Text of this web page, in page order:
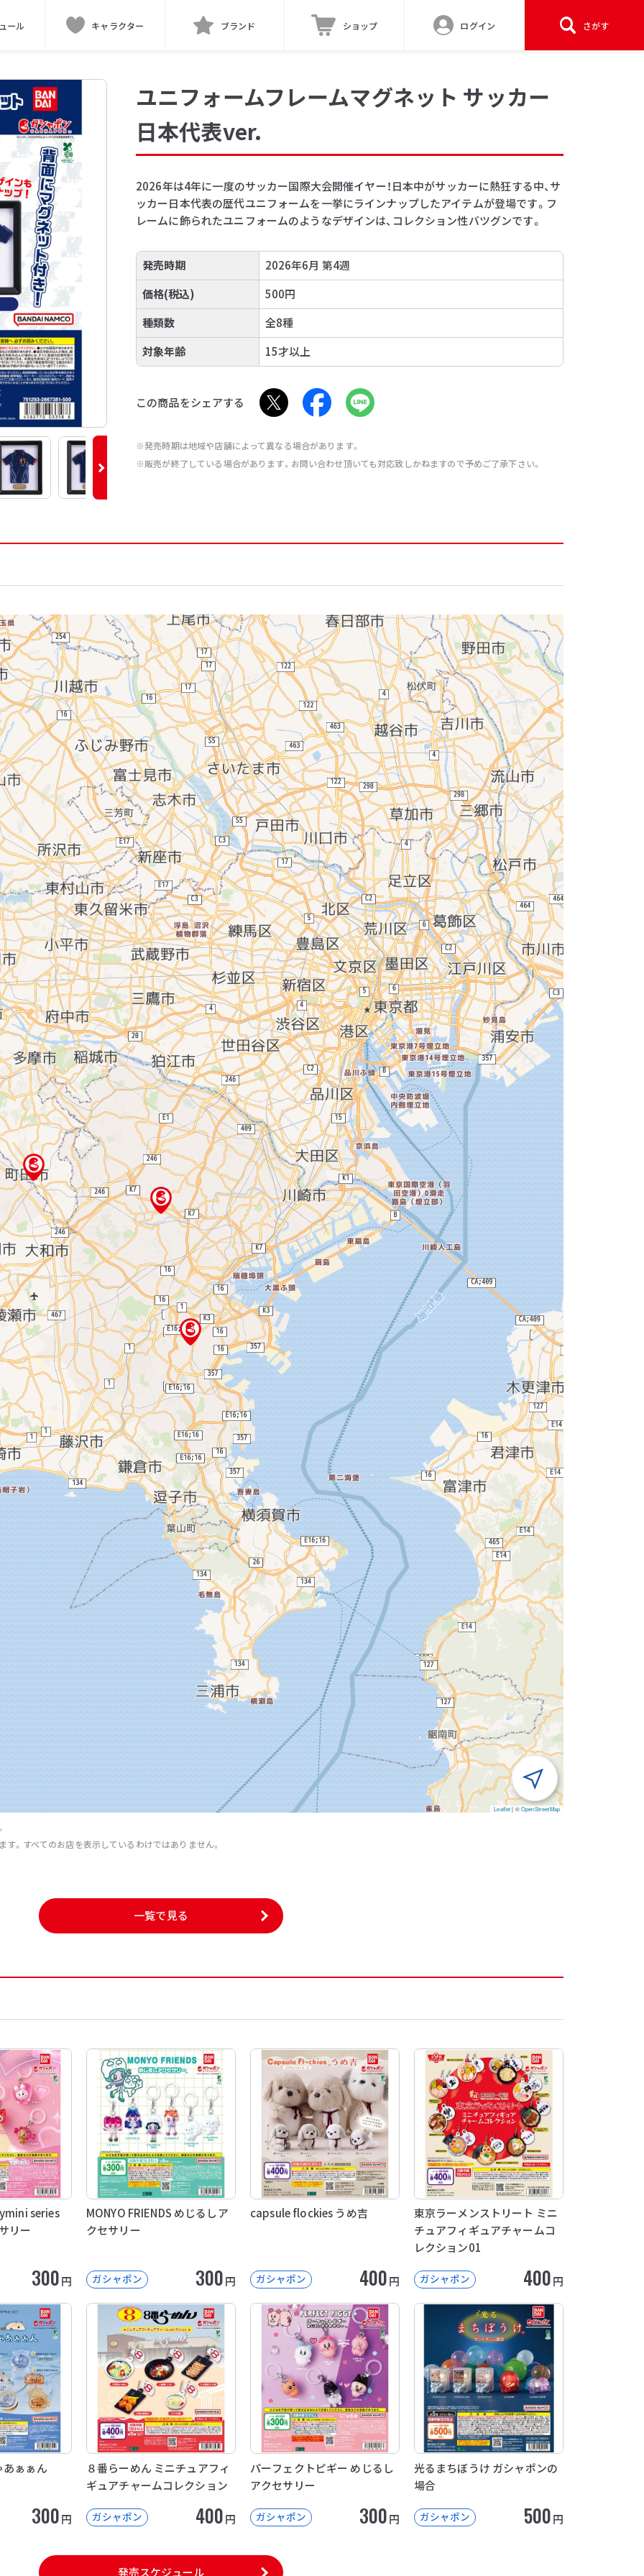
ール キャラクター ブランド ショップ ログイン さがす
ユニフォームフレームマグネット サッカー
日本代表ver.
2026年は4年に一度のサッカー国際大会開催イヤー！日本中がサッカーに熱狂する中、サ
ッカー日本代表の歴代ユニフォームを一挙にラインナップしたアイテムが登場です。フ
レームに飾られたユニフォームのようなデザインは、コレクション性バツグンです。
発売時期
2026年6月 第4週
価格(税込)
500円
種類数
全8種
対象年齢
15才以上
この商品をシェアする
※発売時期は地域や店舗によって異なる場合があります。
※販売が終了している場合があります。お問い合わせ頂いても対応致しかねますので予めご了承下さい。
Leaflet | ©OpenStreetMap
。すべてのお店を表示しているわけではありません。
一覧で見る
series
リー
300円
MONYO FRIENDS めじるしア
クセサリー
ガシャポン 300円
capsule flockies うめ吉
ガシャポン 400円
東京ラーメンストリート ミニ
チュアフィギュアチャームコ
レクション01
ガシャポン 400円
あぁぁん
300円
８番らーめん ミニチュアフィ
ギュアチャームコレクション
ガシャポン 400円
パーフェクトピギー めじるし
アクセサリー
ガシャポン 300円
光るまちぼうけ ガシャポンの
場合
ガシャポン 500円
発売スケジュール